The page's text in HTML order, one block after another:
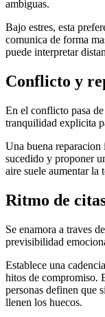
ambiguas.
Bajo estres, esta
comunica de forma
puede interpretar
Conflicto y
En el conflicto pasa
tranquilidad explicita
Una buena
sucedido y proponer
aire suele aumentar la
Ritmo de
Se enamora a traves
previsibilidad
Establece una
hitos de compromiso.
personas definen que
llenen los huecos.